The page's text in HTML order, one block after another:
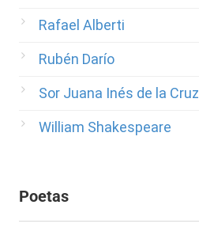
Rafael Alberti
Rubén Darío
Sor Juana Inés de la Cruz
William Shakespeare
Poetas